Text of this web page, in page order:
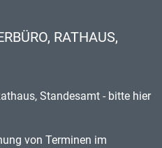
RATHAUS,
Standesamt - bitte hier
von Terminen im